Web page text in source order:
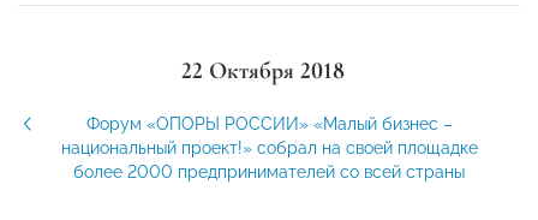
22 Октября 2018
Форум «ОПОРЫ РОССИИ» «Малый бизнес –
национальный проект!» собрал на своей площадке
более 2000 предпринимателей со всей страны